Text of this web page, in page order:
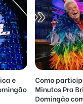
e
Como
Minutos Pra
Domingão